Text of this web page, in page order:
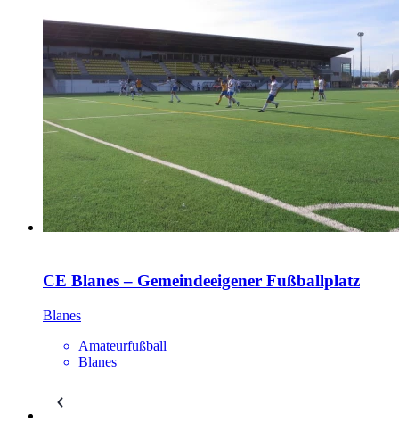
CE Blanes – Gemeindeeigener Fußballplatz
Blanes
Amateurfußball
Blanes